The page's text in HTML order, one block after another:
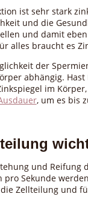
ist sehr stark
und die
und damit
alles braucht es
der
abhängig. Hast
im
, um es bis
und Reifung
pro Sekunde
Zellteilung und